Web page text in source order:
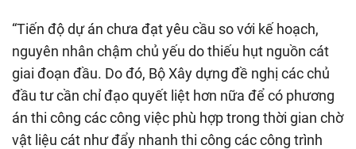
“Tiến độ dự án chưa đạt yêu cầu so với kế hoạch,
nguyên nhân chậm chủ yếu do thiếu hụt nguồn cát
giai đoạn đầu. Do đó, Bộ Xây dựng đề nghị các chủ
đầu tư cần chỉ đạo quyết liệt hơn nữa để có phương
án thi công các công việc phù hợp trong thời gian chờ
vật liệu cát như đẩy nhanh thi công các công trình